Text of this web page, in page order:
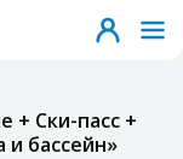
+ Ски-пасс +
бассейн»